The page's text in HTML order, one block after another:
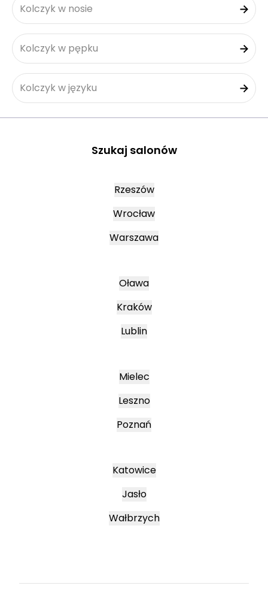
Kolczyk w nosie
Kolczyk w pępku
Kolczyk w języku
Szukaj salonów
Rzeszów
Wrocław
Warszawa
Oława
Kraków
Lublin
Mielec
Leszno
Poznań
Katowice
Jasło
Wałbrzych